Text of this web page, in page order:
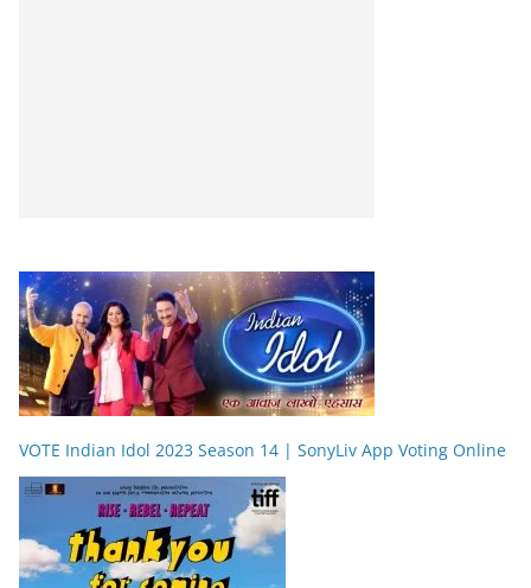
VOTE Indian Idol 2023 Season 14 | SonyLiv App Voting Online